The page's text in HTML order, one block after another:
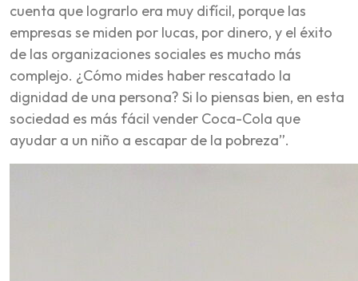
cuenta que lograrlo era muy difícil, porque las
empresas se miden por lucas, por dinero, y el éxito
de las organizaciones sociales es mucho más
complejo. ¿Cómo mides haber rescatado la
dignidad de una persona? Si lo piensas bien, en esta
sociedad es más fácil vender Coca-Cola que
ayudar a un niño a escapar de la pobreza”.